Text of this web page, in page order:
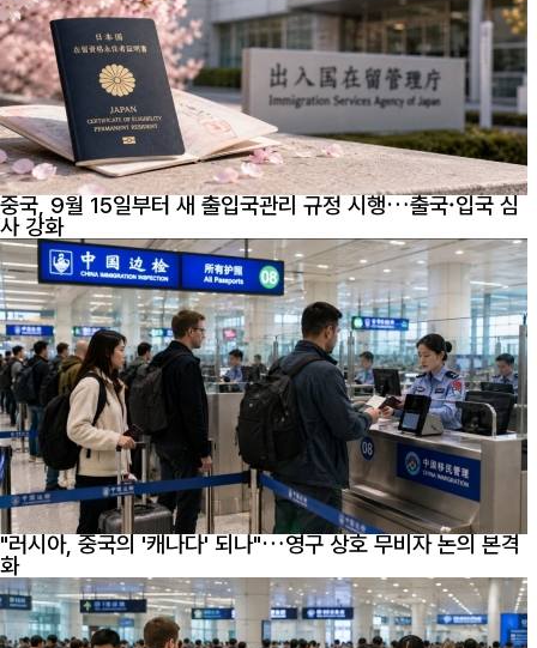
중국, 9월 15일부터 새 출입국관리 규정 시행…출국·입국 심
사 강화
"러시아, 중국의 '캐나다' 되나"…영구 상호 무비자 논의 본격
화